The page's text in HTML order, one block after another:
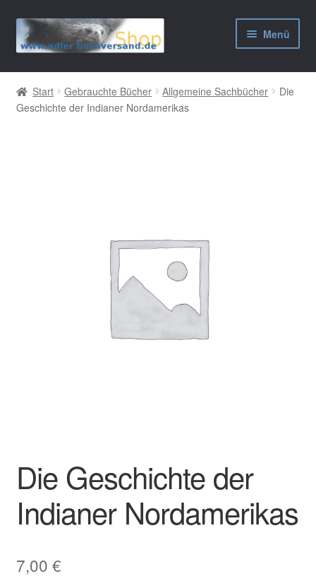
Zur
Navigation
Zum
Inhalt
Menü
AGB
Widerrufsbelehrung
Start Gebrauchte Bücher Allgemeine Sachbücher
Die
Geschichte der Indianer Nordamerikas
Die Geschichte der
Indianer Nordamerikas
7,00 €